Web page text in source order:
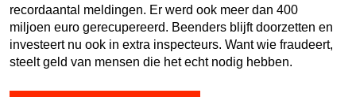
recordaantal meldingen. Er werd ook meer dan 400
miljoen euro gerecupereerd. Beenders blijft doorzetten en
investeert nu ook in extra inspecteurs. Want wie fraudeert,
steelt geld van mensen die het echt nodig hebben.